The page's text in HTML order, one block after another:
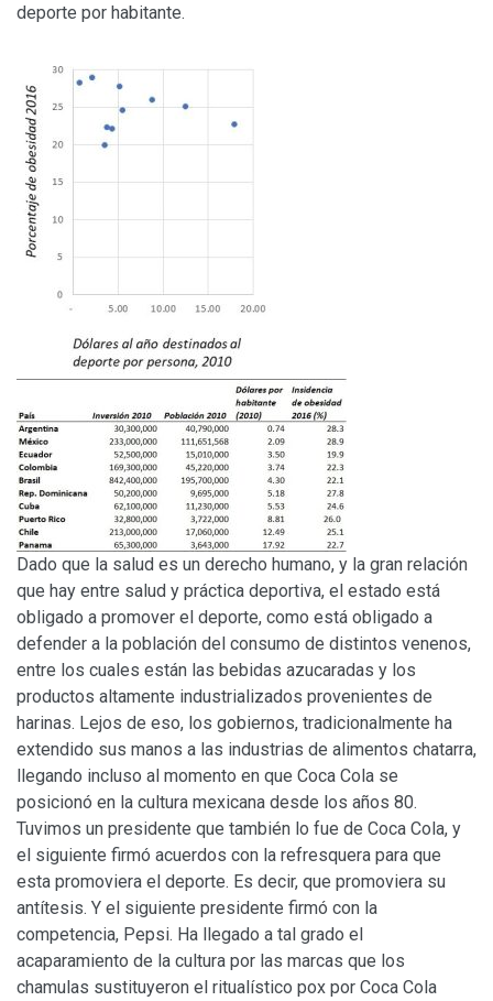
deporte por habitante.
Dado que la salud es un derecho humano, y la gran relación
que hay entre salud y práctica deportiva, el estado está
obligado a promover el deporte, como está obligado a
defender a la población del consumo de distintos venenos,
entre los cuales están las bebidas azucaradas y los
productos altamente industrializados provenientes de
harinas. Lejos de eso, los gobiernos, tradicionalmente ha
extendido sus manos a las industrias de alimentos chatarra,
llegando incluso al momento en que Coca Cola se
posicionó en la cultura mexicana desde los años 80.
Tuvimos un presidente que también lo fue de Coca Cola, y
el siguiente firmó acuerdos con la refresquera para que
esta promoviera el deporte. Es decir, que promoviera su
antítesis. Y el siguiente presidente firmó con la
competencia, Pepsi. Ha llegado a tal grado el
acaparamiento de la cultura por las marcas que los
chamulas sustituyeron el ritualístico pox por Coca Cola